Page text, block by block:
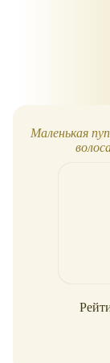
Маленькая